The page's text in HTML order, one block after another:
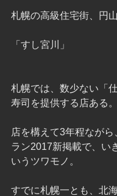
札幌の高級住宅街、円
「すし宮川」
札幌では、数少ない「
寿司を提供する店ある。
店を構えて3年程ながら
ラン2017新掲載で、い
いうツワモノ。
すでに札幌一とも、北